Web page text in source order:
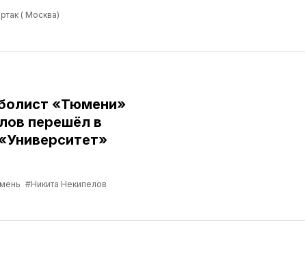
( Москва)
«Тюмени»
перешёл в
#Никита Некипелов